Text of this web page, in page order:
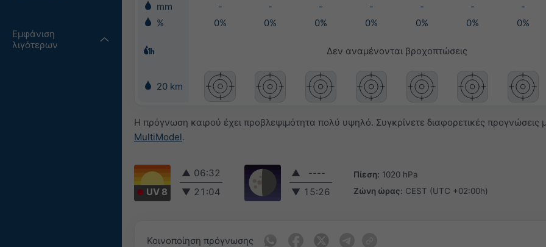
Εμφάνιση
λιγότερων
mm
- - - - - - -
%
0% 0% 0% 0% 0% 0% 0%
Δεν αναμένονται βροχοπτώσεις
20 km
Η πρόγνωση καιρού έχει προβλεψιμότητα πολύ υψηλό. Συγκρίνετε διαφορετικές προγνώσεις
MultiModel.
UV 8
▲ 06:32
▼ 21:04
▲
----
▼ 15:26
Πίεση: 1020 hPa
Ζώνη ώρας: CEST (UTC +02:00h)
Κοινοποίηση πρόγνωσης